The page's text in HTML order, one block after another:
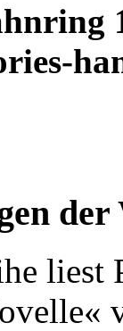
liest